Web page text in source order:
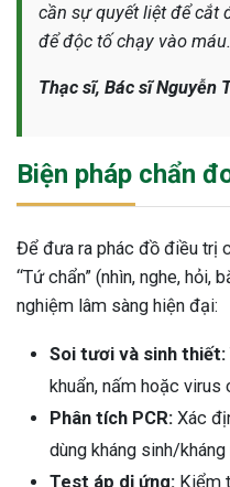
cần sự quyết liệt để cắt
để độc tố chạy vào
Thạc sĩ, Bác sĩ Nguyễn
Biện pháp chẩn
Để đưa ra phác đồ điều trị
“Tứ chẩn” (nhìn, nghe,
nghiệm lâm sàng hiện đại:
Soi tươi và sinh thiết:
khuẩn, nấm hoặc virus
Phân tích PCR: Xác
dùng kháng sinh/kháng
Test áp dị ứng: Kiểm